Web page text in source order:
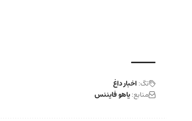
تگ: اخبار داغ
منابع:یاهو فایننس